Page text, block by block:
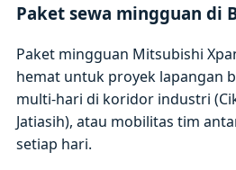
Paket sewa mingguan di
Paket mingguan Mitsubishi
hemat untuk proyek lapangan
multi-hari di koridor industri
Jatiasih), atau mobilitas tim
setiap hari.